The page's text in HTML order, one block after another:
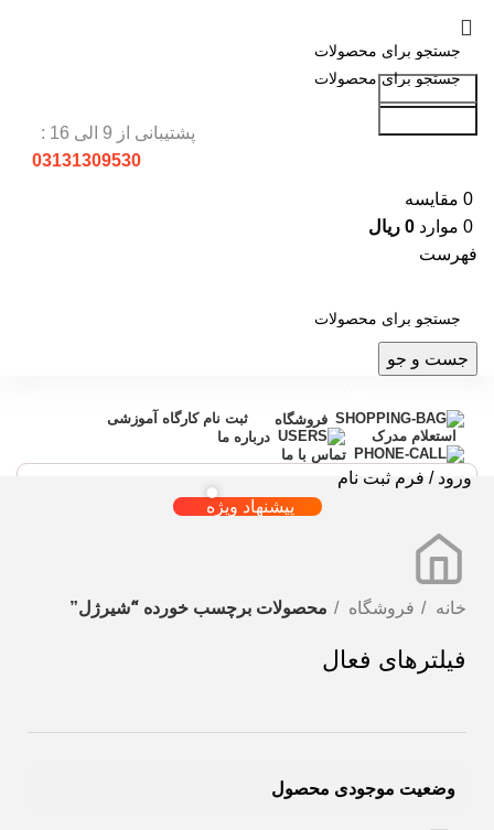
جست و جو
پشتیبانی از 9 الی 16 :
03131309530
0 مقایسه
0 موارد 0 ریال
فهرست
جست و جو
فروشگاه
ثبت نام کارگاه آموزشی
استعلام مدرک
درباره ما
تماس با ما
ورود / فرم ثبت نام
پیشنهاد ویژه
خانه فروشگاه محصولات برچسب خورده “َشیرژل”
فیلترهای فعال
وضعیت موجودی محصول